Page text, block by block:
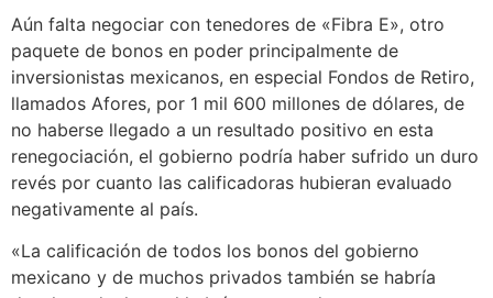
Aún falta negociar con tenedores de «Fibra E», otro
paquete de bonos en poder principalmente de
inversionistas mexicanos, en especial Fondos de Retiro,
llamados Afores, por 1 mil 600 millones de dólares, de
no haberse llegado a un resultado positivo en esta
renegociación, el gobierno podría haber sufrido un duro
revés por cuanto las calificadoras hubieran evaluado
negativamente al país.
«La calificación de todos los bonos del gobierno
mexicano y de muchos privados también se habría